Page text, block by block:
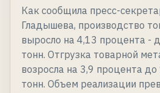
Как сообщила пресс-
Гладышева, производство
выросло на 4,13 процента -
тонн. Отгрузка товарной
возросла на 3,9 процента
тонн. Объем реализации